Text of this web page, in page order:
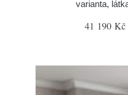
varianta,
41 190 Kč